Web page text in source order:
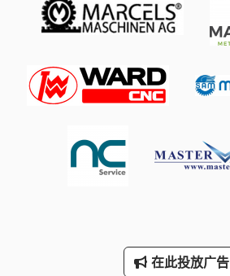
Schaublin 135
三维 扫描 仪
手动 绞车
在此投放广告